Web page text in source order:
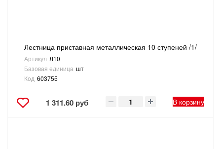
Лестница приставная металлическая 10 ступеней /1/
Артикул Л10
Базовая единица шт
Код 603755
1 311.60 руб В корзину